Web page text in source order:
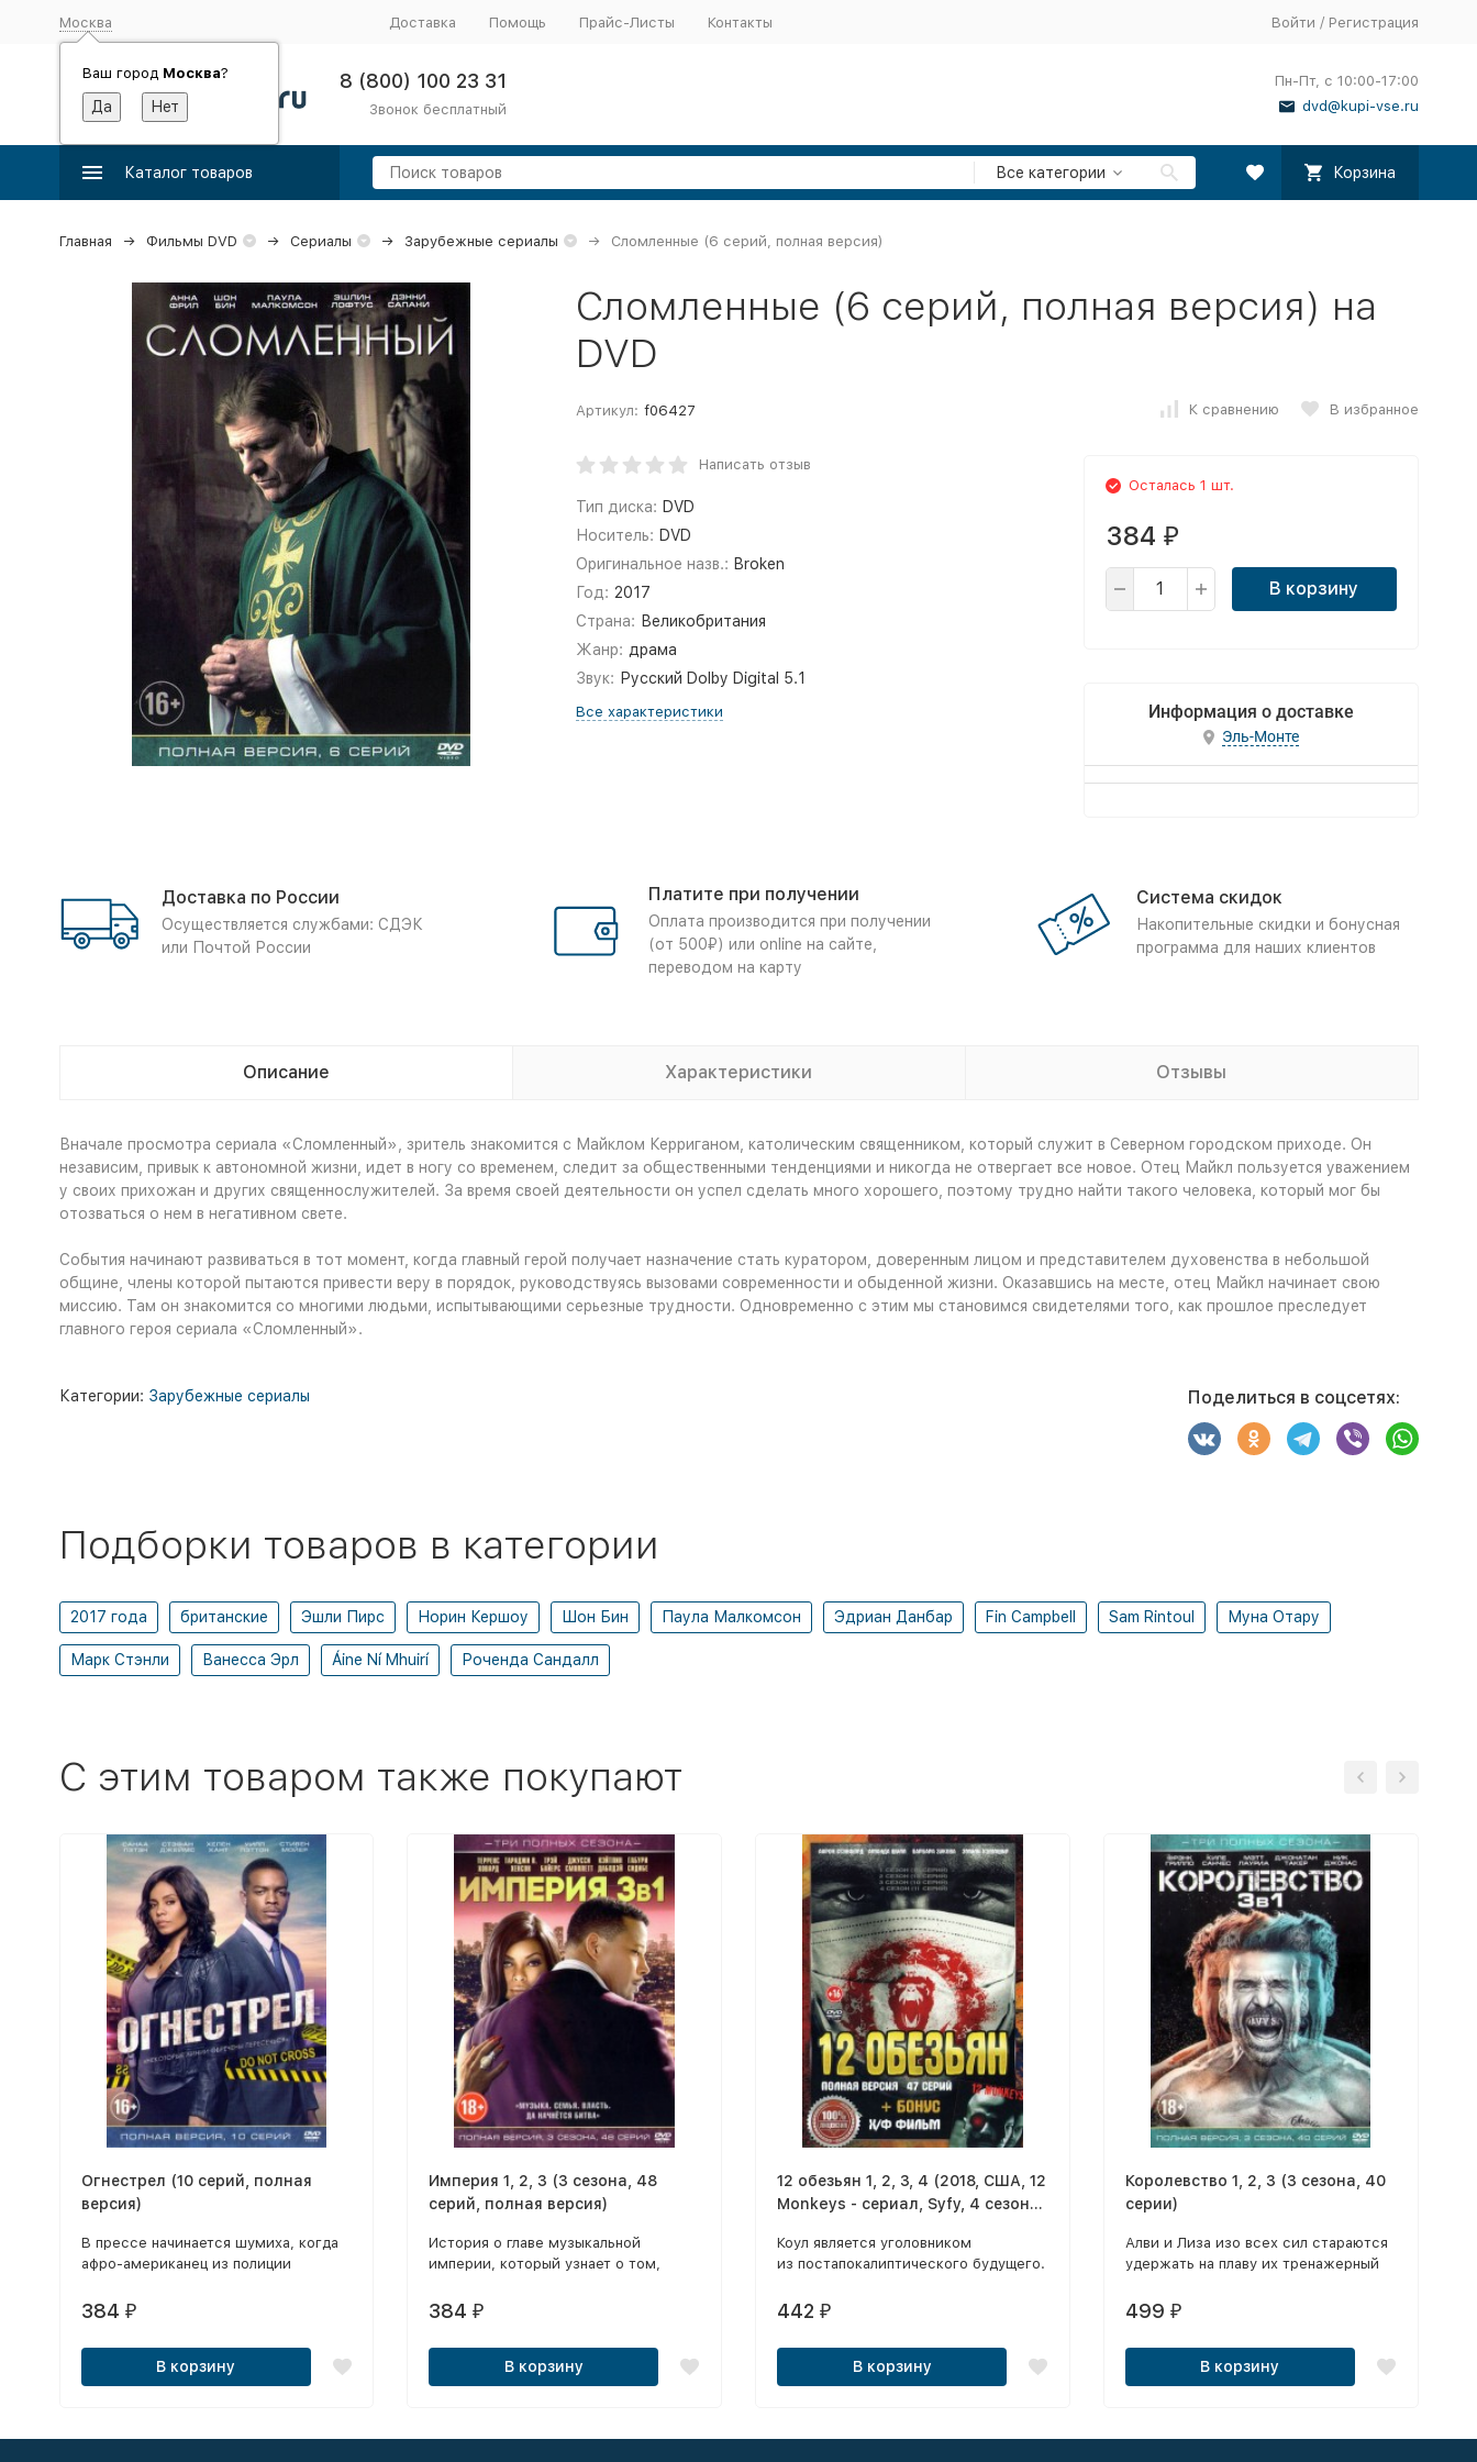
Москва
Ваш город Москва?
Доставка Помощь Прайс-Листы Контакты Войти / Регистрация
8 (800) 100 23 31
Звонок бесплатный
Пн-Пт, с 10:00-17:00
dvd@kupi-vse.ru
Каталог товаров Все категории Корзина
Главная Фильмы DVD Сериалы Зарубежные сериалы Сломленные (6 серий, полная версия)
Сломленные (6 серий, полная версия) на
DVD
Артикул: f06427 К сравнению В избранное
Написать отзыв
Тип диска: DVD
Носитель: DVD
Оригинальное назв.: Broken
Год: 2017
Страна: Великобритания
Жанр: драма
Звук: Русский Dolby Digital 5.1
Все характеристики
Осталась 1 шт.
384 ₽
В корзину
Информация о доставке
Эль-Монте
Доставка по России
Осуществляется службами: СДЭК
или Почтой России
Платите при получении
Оплата производится при получении
(от 500₽) или online на сайте,
переводом на карту
Система скидок
Накопительные скидки и бонусная
программа для наших клиентов
Описание Характеристики Отзывы
Вначале просмотра сериала «Сломленный», зритель знакомится с Майклом Керриганом, католическим священником, который служит в Северном городском приходе. Он
независим, привык к автономной жизни, идет в ногу со временем, следит за общественными тенденциями и никогда не отвергает все новое. Отец Майкл пользуется уважением
у своих прихожан и других священнослужителей. За время своей деятельности он успел сделать много хорошего, поэтому трудно найти такого человека, который мог бы
отозваться о нем в негативном свете.
События начинают развиваться в тот момент, когда главный герой получает назначение стать куратором, доверенным лицом и представителем духовенства в небольшой
общине, члены которой пытаются привести веру в порядок, руководствуясь вызовами современности и обыденной жизни. Оказавшись на месте, отец Майкл начинает свою
миссию. Там он знакомится со многими людьми, испытывающими серьезные трудности. Одновременно с этим мы становимся свидетелями того, как прошлое преследует
главного героя сериала «Сломленный».
Категории: Зарубежные сериалы Поделиться в соцсетях:
Подборки товаров в категории
2017 года британские Эшли Пирс Норин Кершоу Шон Бин Паула Малкомсон Эдриан Данбар Fin Campbell Sam Rintoul Муна Отару
Марк Стэнли Ванесса Эрл Áine Ní Mhuirí Роченда Сандалл
C этим товаром также покупают
Огнестрел (10 серий, полная
версия)
В прессе начинается шумиха, когда
афро-американец из полиции
в Теннесси.
384 ₽
В корзину
Империя 1, 2, 3 (3 сезона, 48
серий, полная версия)
История о главе музыкальной
империи, который узнает о том,
ему осталось всего три года.
продолжала жить и после него,
и потому решает выбрать
наследника. Его трое сыновей
384₽
В корзину
12 обезьян 1, 2, 3, 4 (2018, США, 12
Monkeys - сериал, Syfy, 4 сезона,
Коул является уголовником
из постапокалиптического будущего.
и неподчинение властям. В 2015 году
всю популяцию людей, а те, кому
удалось выжить, укрылись
под землей.
442 ₽
В корзину
Королевство 1, 2, 3 (3 сезона, 40
серии)
Алви и Лиза изо всех сил стараются
удержать на плаву их тренажерный
сын Алви, Нейт, перспективный боец.
с отцом. / Ситуация осложняется,
когда появляется бывший парень
Лизы, он же бывший чемпион MMA,
499 ₽
В корзину